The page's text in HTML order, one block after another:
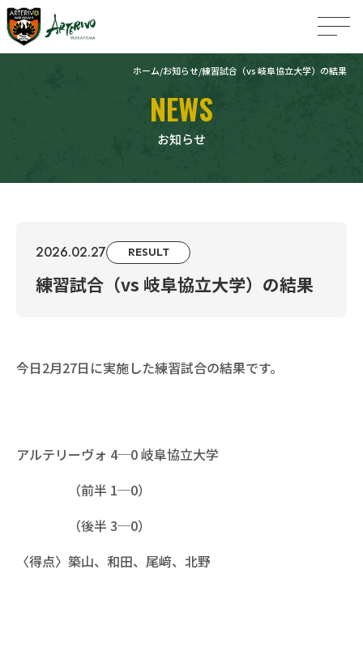
ホーム お知らせ 練習試合（vs 岐阜協立大学）の結果
NEWS
お知らせ
2026.02.27 RESULT
練習試合（vs 岐阜協立大学）の結果
今日2月27日に実施した練習試合の結果です。
アルテリーヴォ 4─0 岐阜協立大学
（前半 1─0）
（後半 3─0）
〈得点〉築山、和田、尾﨑、北野